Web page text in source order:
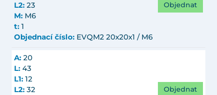
L2: 23
M: M6
t: 1
Objednací číslo: EVQM2 20x20x1 / M6
Objednat
A: 20
L: 43
L1: 12
L2: 32
Objednat